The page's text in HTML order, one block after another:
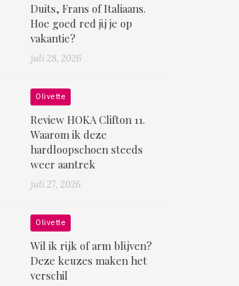
Duits, Frans of Italiaans.
Hoe goed red jij je op
vakantie?
juli 28, 2026
Olivette
Review HOKA Clifton 11.
Waarom ik deze
hardloopschoen steeds
weer aantrek
juli 27, 2026
Olivette
Wil ik rijk of arm blijven?
Deze keuzes maken het
verschil